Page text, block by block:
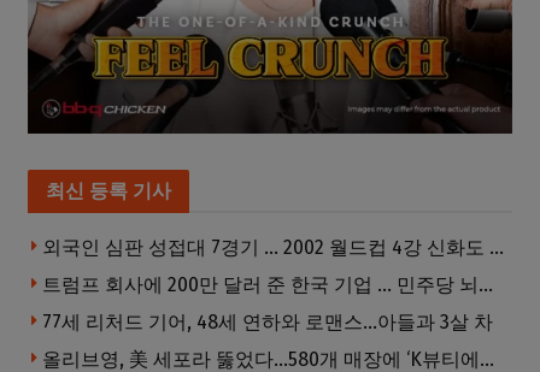
최신 등록 기사
외국인 심판 성접대 7경기 … 2002 월드컵 4강 신화도 흔들
트럼프 회사에 200만 달러 준 한국 기업 … 민주당 뇌물의혹 조사
77세 리처드 기어, 48세 연하와 로맨스…아들과 3살 차
올리브영, 美 세포라 뚫었다…580개 매장에 ‘K뷰티에딧’ 론칭